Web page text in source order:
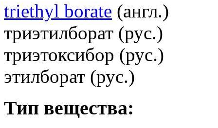
triethyl borate (англ.)
триэтилборат (рус.)
триэтоксибор (рус.)
этилборат (рус.)
Тип вещества: